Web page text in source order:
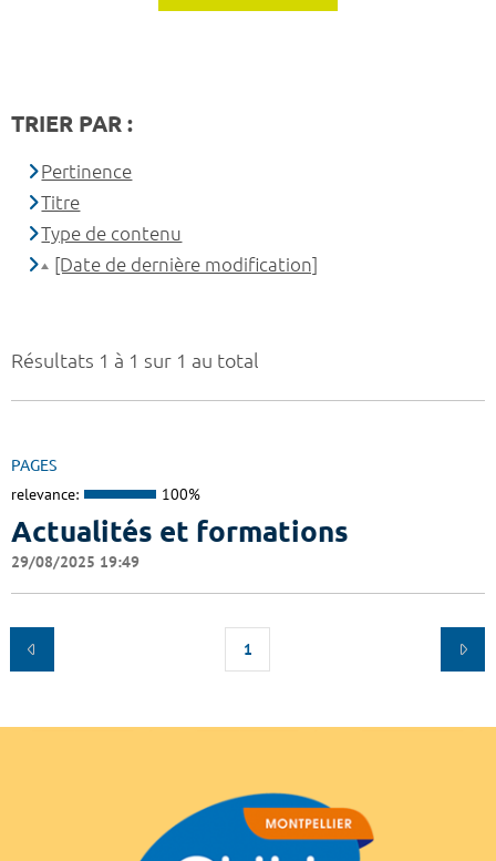
Résultats 1 à 1 sur 1 au total
PAGES
relevance: 100%
Actualités et formations
29/08/2025 19:49
1
TRIER PAR :
Pertinence
Titre
Type de contenu
[Date de dernière modification]